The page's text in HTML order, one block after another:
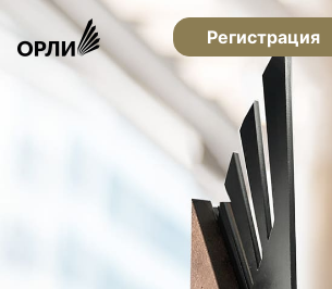
Регистрация